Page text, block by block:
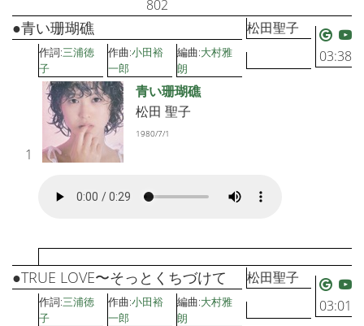
802
1
●青い珊瑚礁
松田聖子
03:38
作詞:三浦徳
子
作曲:小田裕
一郎
編曲:大村雅
朗
青い珊瑚礁
松田 聖子
1980/7/1
●TRUE LOVE〜そっとくちづけて
松田聖子
03:01
作詞:三浦徳
子
作曲:小田裕
一郎
編曲:大村雅
朗